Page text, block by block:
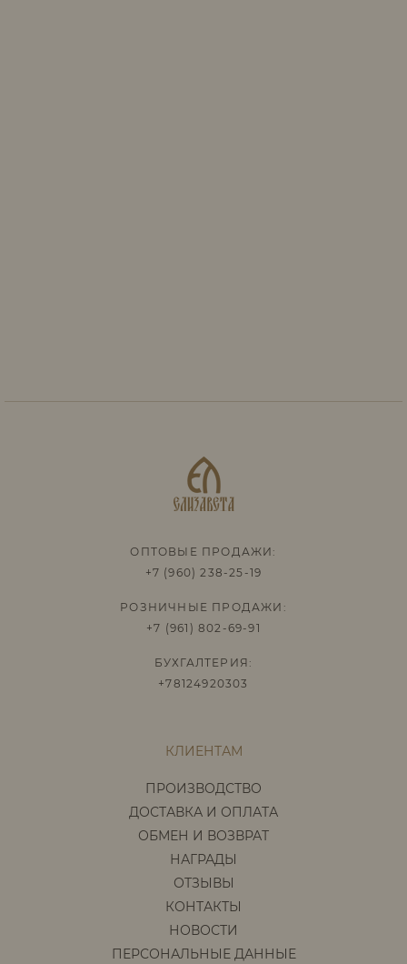
КЛИЕНТАМ
ПРОИЗВОДСТВО
ДОСТАВКА И ОПЛАТА
ОБМЕН И ВОЗВРАТ
НАГРАДЫ
ОТЗЫВЫ
КОНТАКТЫ
НОВОСТИ
ПЕРСОНАЛЬНЫЕ ДАННЫЕ
ОПТОВЫЕ ПРОДАЖИ:
+7 (960) 238-25-19
РОЗНИЧНЫЕ ПРОДАЖИ:
+7 (961) 802-69-91
БУХГАЛТЕРИЯ:
+78124920303